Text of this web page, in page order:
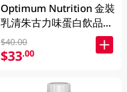
Optimum Nutrition 金裝
乳清朱古力味蛋白飲品
325 ML
$40.00
$33.00